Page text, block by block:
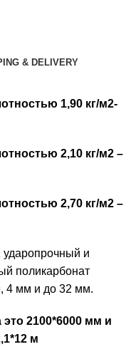
& DELIVERY
1,90 кг/м2-
2,10 кг/м2 –
2,70 кг/м2 –
ударопрочный и
поликарбонат
4 мм и до 32 мм.
2100*6000 мм и
м